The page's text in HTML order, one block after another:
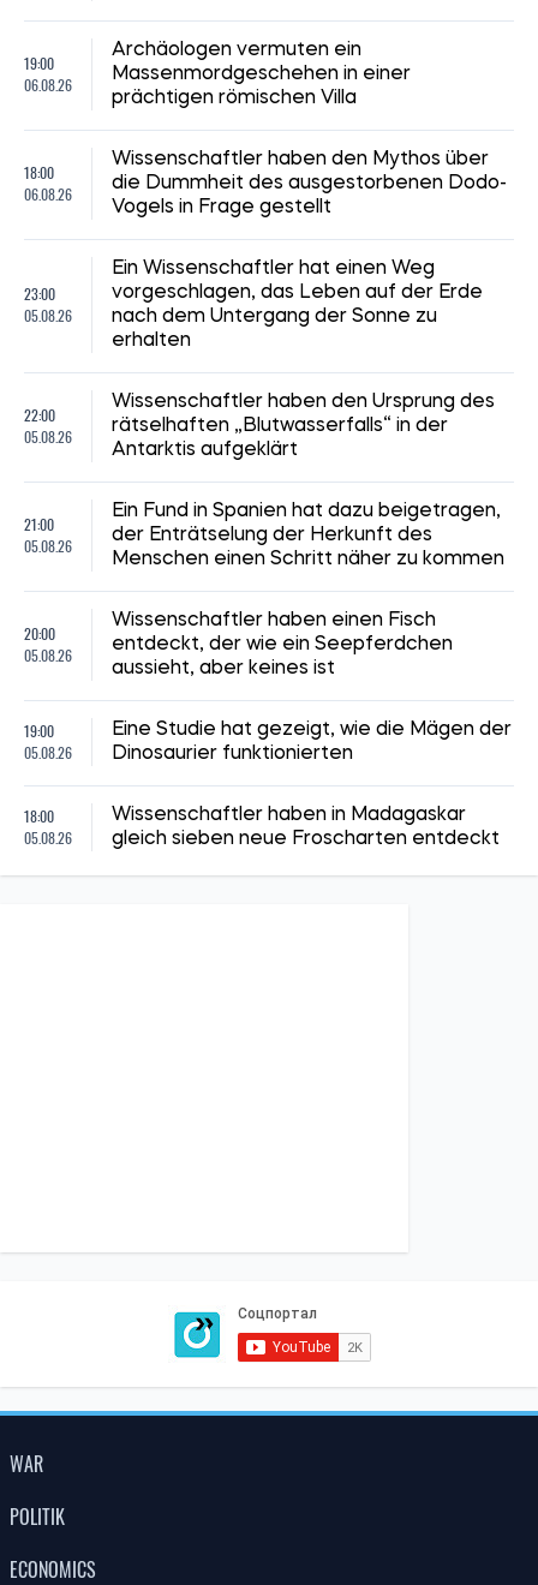
19:00
06.08.26
Archäologen vermuten ein
Massenmordgeschehen in einer
prächtigen römischen Villa
18:00
06.08.26
Wissenschaftler haben den Mythos über
die Dummheit des ausgestorbenen Dodo-
Vogels in Frage gestellt
23:00
05.08.26
Ein Wissenschaftler hat einen Weg
vorgeschlagen, das Leben auf der Erde
nach dem Untergang der Sonne zu
erhalten
22:00
05.08.26
Wissenschaftler haben den Ursprung des
rätselhaften „Blutwasserfalls“ in der
Antarktis aufgeklärt
21:00
05.08.26
Ein Fund in Spanien hat dazu beigetragen,
der Enträtselung der Herkunft des
Menschen einen Schritt näher zu kommen
20:00
05.08.26
Wissenschaftler haben einen Fisch
entdeckt, der wie ein Seepferdchen
aussieht, aber keines ist
19:00
05.08.26
Eine Studie hat gezeigt, wie die Mägen der
Dinosaurier funktionierten
18:00
05.08.26
Wissenschaftler haben in Madagaskar
gleich sieben neue Froscharten entdeckt
WAR
POLITIK
ECONOMICS